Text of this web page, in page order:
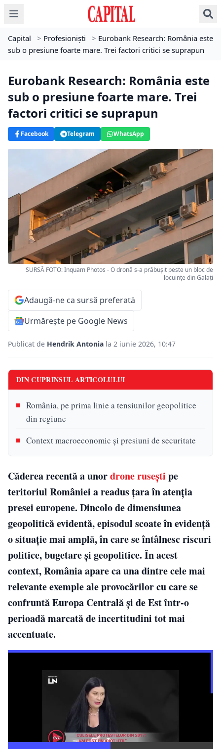
Capital > Profesioniști > Eurobank Research: România este
sub o presiune foarte mare. Trei factori critici se suprapun
Eurobank Research: România este
sub o presiune foarte mare. Trei
factori critici se suprapun
Facebook Telegram WhatsApp
SURSĂ FOTO: Inquam Photos - O dronă s-a prăbușit peste un bloc de
locuințe din Galați
Adaugă-ne ca sursă preferată
Urmărește pe Google News
Publicat de Hendrik Antonia la 2 iunie 2026, 10:47
DIN CUPRINSUL ARTICOLULUI
România, pe prima linie a tensiunilor geopolitice
din regiune
Context macroeconomic și presiuni de securitate
Căderea recentă a unordrone rusești pe
teritoriul României a readus țara în atenția
presei europene. Dincolo de dimensiunea
geopolitică evidentă, episodul scoate în evidență
o situație mai amplă, în care se întâlnesc riscuri
politice, bugetare și geopolitice. În acest
context, România apare ca una dintre cele mai
relevante exemple ale provocărilor cu care se
confruntă Europa Centrală și de Est într-o
perioadă marcată de incertitudini tot mai
accentuate.